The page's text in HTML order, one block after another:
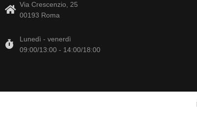
Via Crescenzio, 25
00193 Roma
Lunedì - venerdì
09:00/13:00 - 14:00/18:00